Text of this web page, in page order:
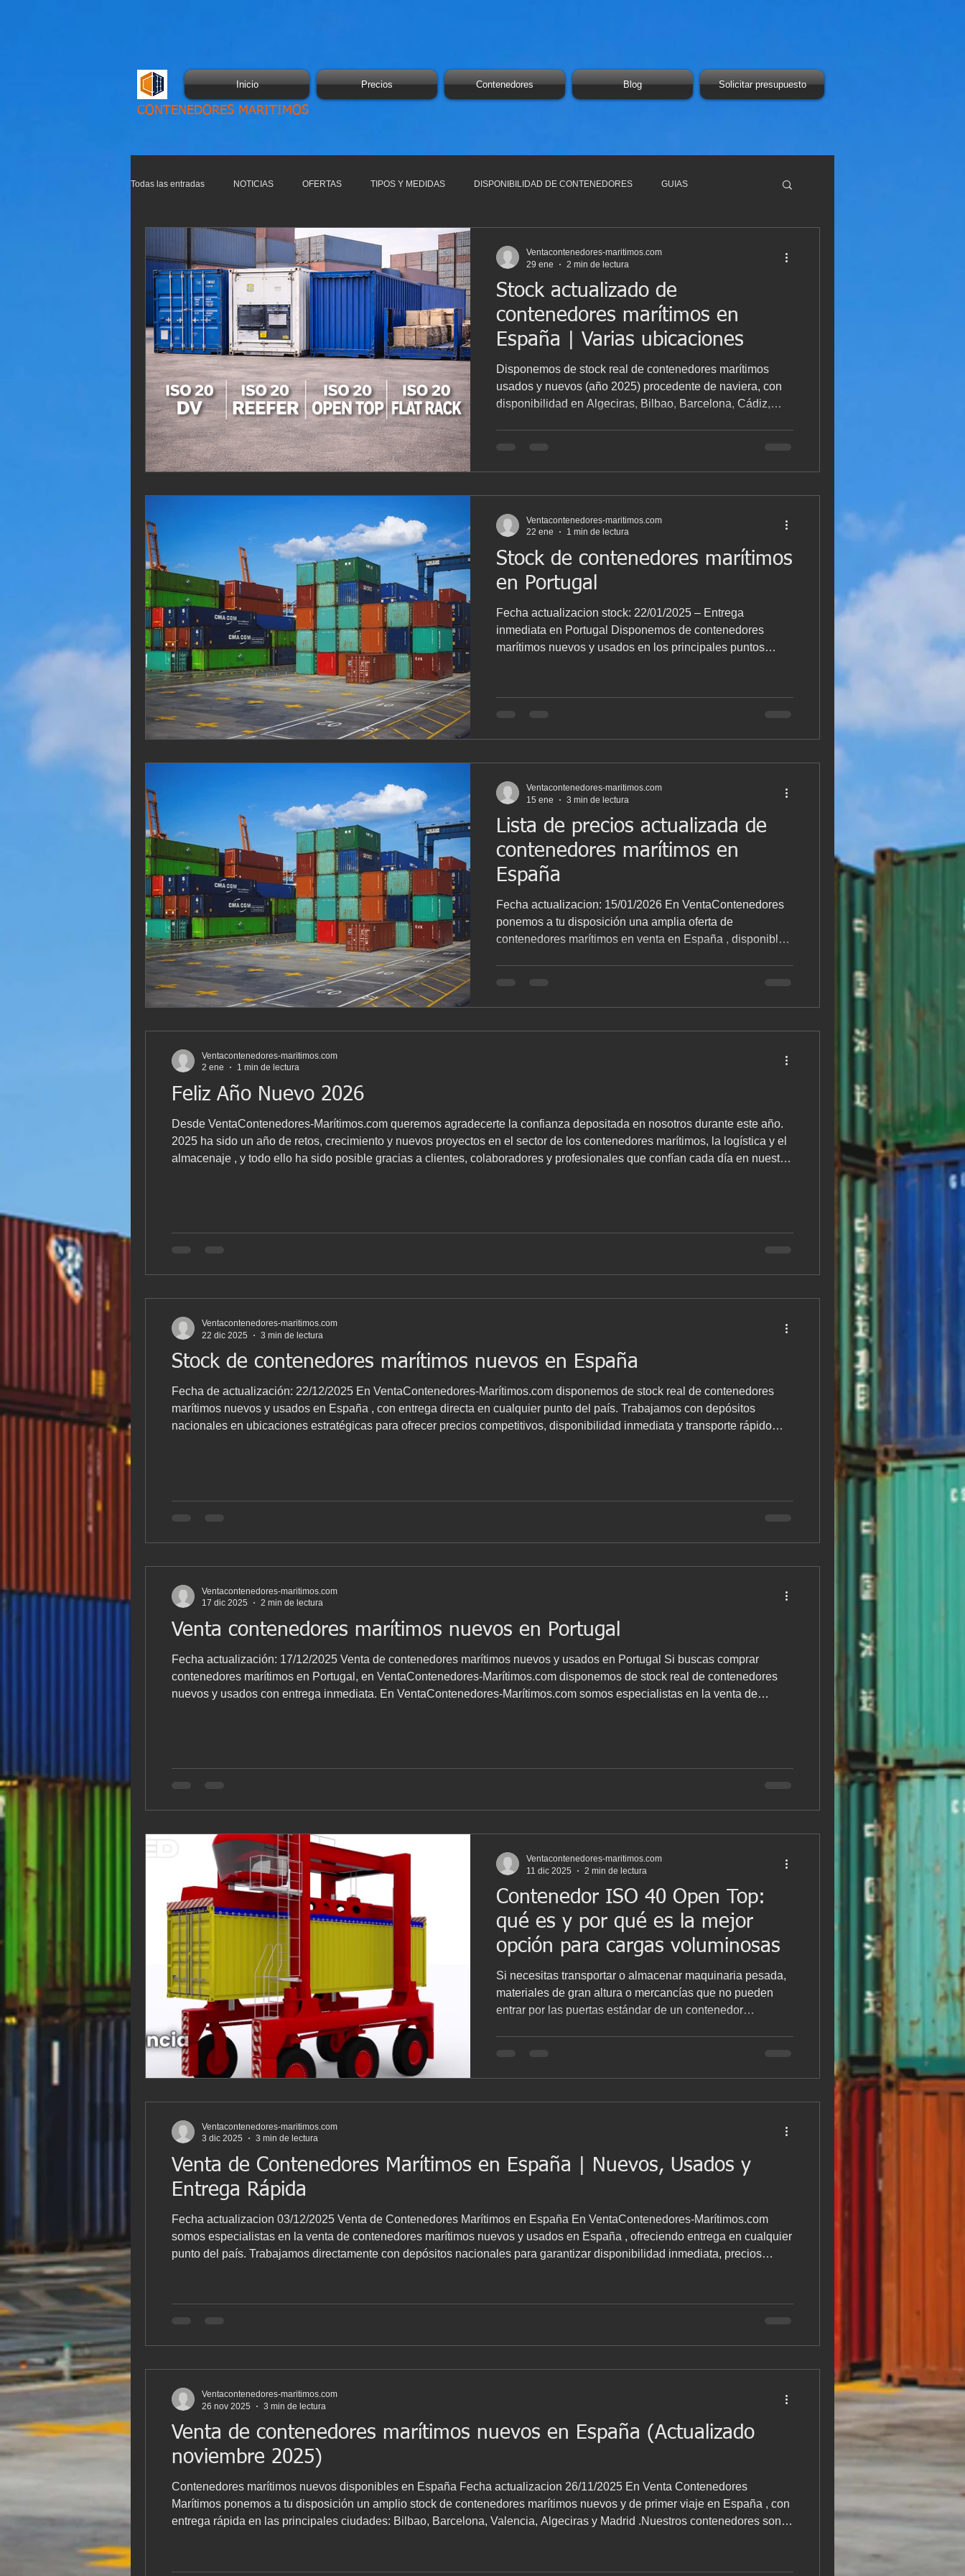
Inicio Precios Contenedores Blog Solicitar presupuesto
CONTENEDORES MARITIMOS
Todas las entradas NOTICIAS OFERTAS TIPOS Y MEDIDAS DISPONIBILIDAD DE CONTENEDORES GUIAS
Stock actualizado de
contenedores marítimos en
España | Varias ubicaciones
Disponemos de stock real de contenedores marítimos
usados y nuevos (año 2025) procedente de naviera, con
disponibilidad en Algeciras, Bilbao, Barcelona, Cádiz,
entrega rápida . Stock por ubicación 🔹 ALGECIRAS 40’
€ 🔹
Ventacontenedores-maritimos.com
29 ene
2 min de lectura
Stock de contenedores marítimos
en Portugal
Fecha actualizacion stock: 22/01/2025 – Entrega
inmediata en Portugal Disponemos de contenedores
marítimos nuevos y usados en los principales puntos
confirmado. 📍 Lisboa Stock actual disponible: 2 x ISO 20
Ventacontenedores-maritimos.com
22 ene
1 min de lectura
Lista de precios actualizada de
contenedores marítimos en
España
Fecha actualizacion: 15/01/2026 En VentaContenedores
ponemos a tu disposición una amplia oferta de
contenedores marítimos en venta en España , disponibles
listos para transporte, almacenaje, proyectos industriales
Ventacontenedores-maritimos.com
15 ene
3 min de lectura
Feliz Año Nuevo 2026
Desde VentaContenedores-Marítimos.com queremos agradecerte la confianza depositada en nosotros durante este año.
2025 ha sido un año de retos, crecimiento y nuevos proyectos en el sector de los contenedores marítimos, la logística y el
almacenaje , y todo ello ha sido posible gracias a clientes, colaboradores y profesionales que confían cada día en nuestro
Ventacontenedores-maritimos.com
2 ene
1 min de lectura
Stock de contenedores marítimos nuevos en España
Fecha de actualización: 22/12/2025 En VentaContenedores-Marítimos.com disponemos de stock real de contenedores
marítimos nuevos y usados en España , con entrega directa en cualquier punto del país. Trabajamos con depósitos
nacionales en ubicaciones estratégicas para ofrecer precios competitivos, disponibilidad inmediata y transporte rápido
Ventacontenedores-maritimos.com
22 dic 2025
3 min de lectura
Venta contenedores marítimos nuevos en Portugal
Fecha actualización: 17/12/2025 Venta de contenedores marítimos nuevos y usados en Portugal Si buscas comprar
contenedores marítimos en Portugal, en VentaContenedores-Marítimos.com disponemos de stock real de contenedores
nuevos y usados con entrega inmediata. En VentaContenedores-Marítimos.com somos especialistas en la venta de
Ventacontenedores-maritimos.com
17 dic 2025
2 min de lectura
Contenedor ISO 40 Open Top:
qué es y por qué es la mejor
opción para cargas voluminosas
Si necesitas transportar o almacenar maquinaria pesada,
materiales de gran altura o mercancías que no pueden
entrar por las puertas estándar de un contenedor
donde lo enseñamos paso a paso. Aquí tienes el vídeo
Ventacontenedores-maritimos.com
11 dic 2025
2 min de lectura
Venta de Contenedores Marítimos en España | Nuevos, Usados y
Entrega Rápida
Fecha actualizacion 03/12/2025 Venta de Contenedores Marítimos en España En VentaContenedores-Marítimos.com
somos especialistas en la venta de contenedores marítimos nuevos y usados en España , ofreciendo entrega en cualquier
punto del país. Trabajamos directamente con depósitos nacionales para garantizar disponibilidad inmediata, precios
Ventacontenedores-maritimos.com
3 dic 2025
3 min de lectura
Venta de contenedores marítimos nuevos en España (Actualizado
noviembre 2025)
Contenedores marítimos nuevos disponibles en España Fecha actualizacion 26/11/2025 En Venta Contenedores
Marítimos ponemos a tu disposición un amplio stock de contenedores marítimos nuevos y de primer viaje en España , con
entrega rápida en las principales ciudades: Bilbao, Barcelona, Valencia, Algeciras y Madrid .Nuestros contenedores son
Ventacontenedores-maritimos.com
26 nov 2025
3 min de lectura